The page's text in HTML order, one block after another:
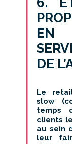
DE
Le
slow
temps
clients
au sein
leur